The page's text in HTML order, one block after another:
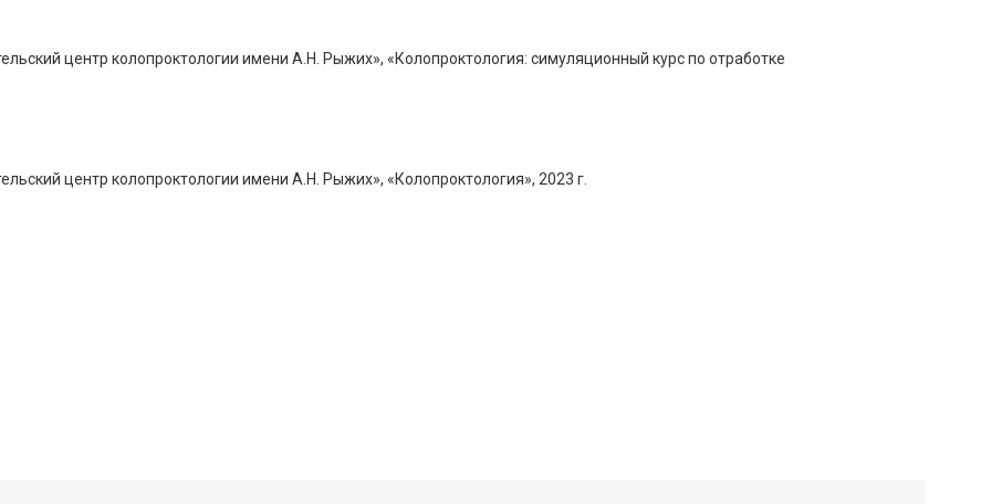
центр колопроктологии имени А.Н. Рыжих», «Колопроктология: симуляционный курс по отработке
центр колопроктологии имени А.Н. Рыжих», «Колопроктология», 2023 г.